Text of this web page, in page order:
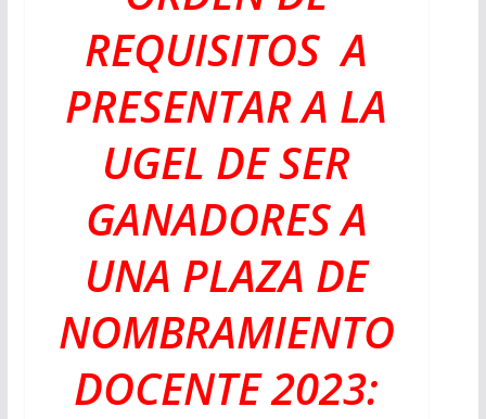
REQUISITOS A
PRESENTAR A LA
UGEL DE SER
GANADORES A
UNA PLAZA DE
NOMBRAMIENTO
DOCENTE 2023: